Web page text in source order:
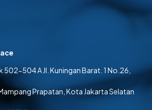
502-504 A Jl. Kuningan Barat. 1 No.26,
Prapatan, Kota Jakarta Selatan